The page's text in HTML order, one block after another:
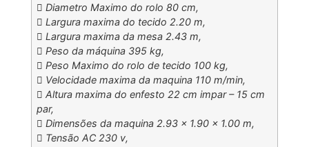
 Diametro Maximo do rolo 80 cm,
 Largura maxima do tecido 2.20 m,
 Largura maxima da mesa 2.43 m,
 Peso da máquina 395 kg,
 Peso Maximo do rolo de tecido 100 kg,
 Velocidade maxima da maquina 110 m/min,
 Altura maxima do enfesto 22 cm impar – 15 cm
par,
 Dimensões da maquina 2.93 x 1.90 x 1.00 m,
 Tensão AC 230 v,